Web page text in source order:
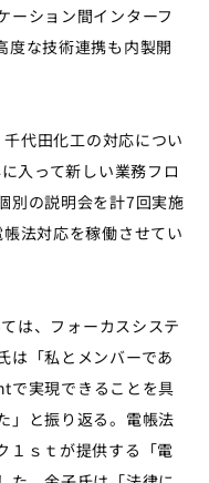
ーション間インターフ
度な技術連携も内製開
代田化工の対応につい
入って新しい業務フロ
別の説明会を計7回実施
法対応を稼働させてい
は、フォーカスシステ
は「私とメンバーであ
実現できることを具
」と振り返る。電帳法
１ｓｔが提供する「電